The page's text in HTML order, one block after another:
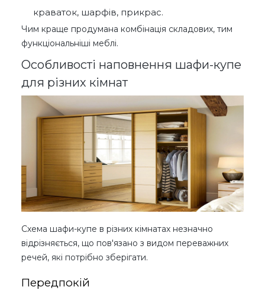
краваток, шарфів, прикрас.
Чим краще продумана комбінація складових, тим
функціональніші меблі.
Особливості наповнення шафи-купе
для різних кімнат
Схема шафи-купе в різних кімнатах незначно
відрізняється, що пов'язано з видом переважних
речей, які потрібно зберігати.
Передпокій